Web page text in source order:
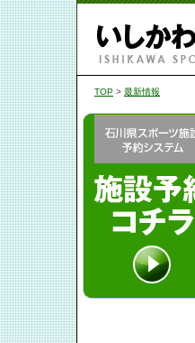
TOP > 最新情報